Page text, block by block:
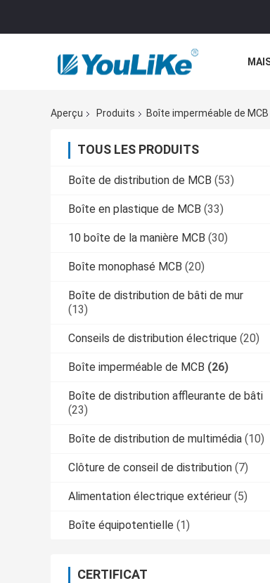
Aperçu Produits Boîte imperméable de MCB
TOUS LES PRODUITS
Boîte de distribution de MCB (53)
Boîte en plastique de MCB (33)
10 boîte de la manière MCB (30)
Boîte monophasé MCB (20)
Boîte de distribution de bâti de mur
(13)
Conseils de distribution électrique (20)
Boîte imperméable de MCB (26)
Boîte de distribution affleurante de bâti
(23)
Boîte de distribution de multimédia (10)
Clôture de conseil de distribution (7)
Alimentation électrique extérieur (5)
Boîte équipotentielle (1)
CERTIFICAT